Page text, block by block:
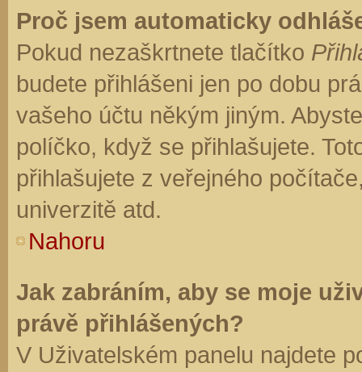
Proč jsem automaticky
Pokud nezaškrtnete tlačítko
budete přihlášeni jen po dobu
vašeho účtu někým jiným.
políčko, když se přihlašujete.
přihlašujete z veřejného
univerzitě atd.
Nahoru
Jak zabráním, aby se moje
právě přihlášených?
V Uživatelském panelu najdete